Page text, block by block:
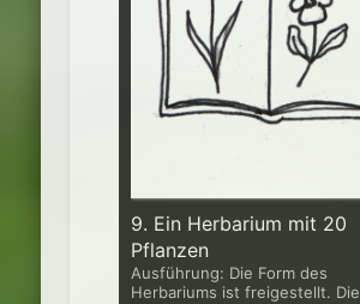
9. Ein Herbarium mit 20
Pflanzen
Ausführung: Die Form des
Herbariums ist freigestellt. Die